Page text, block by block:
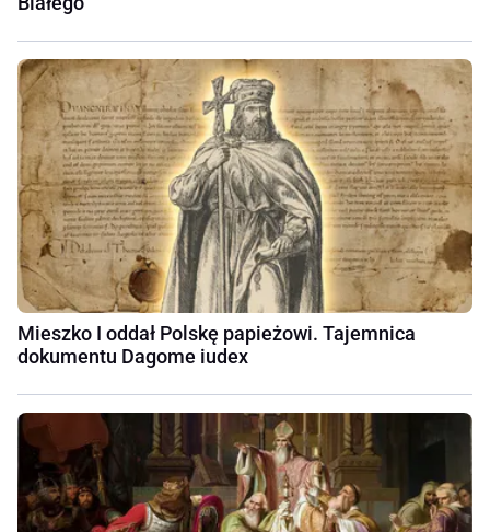
Mieszko I oddał Polskę papieżowi. Tajemnica
dokumentu Dagome iudex